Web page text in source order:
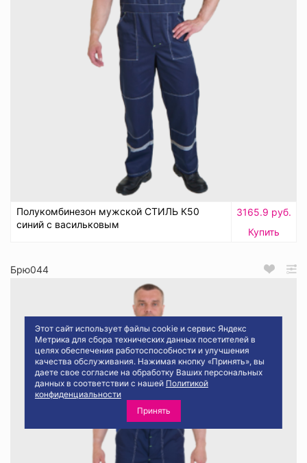
Этот сайт использует файлы cookie и сервис Яндекс
Метрика для сбора технических данных посетителей в
целях обеспечения работоспособности и улучшения
качества обслуживания. Нажимая кнопку «Принять», вы
даете свое согласие на обработку Ваших персональных
данных в соответствии с нашей Политикой
конфиденциальности
Принять
Полукомбинезон мужской СТИЛЬ К50
синий с васильковым
3165.9 руб.
Купить
Брю044